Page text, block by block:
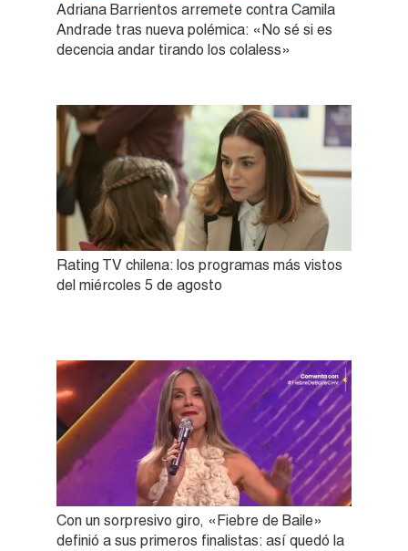
Adriana Barrientos arremete contra Camila
Andrade tras nueva polémica: «No sé si es
decencia andar tirando los colaless»
Rating TV chilena: los programas más vistos
del miércoles 5 de agosto
Con un sorpresivo giro, «Fiebre de Baile»
definió a sus primeros finalistas: así quedó la